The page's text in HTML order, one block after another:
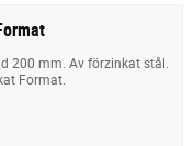
200 mm. Av förzinkat stål.
Format.